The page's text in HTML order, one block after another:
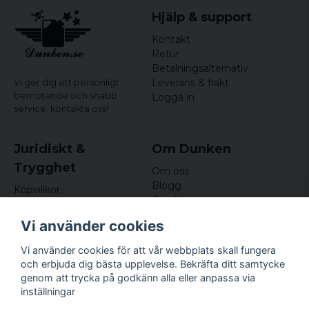
Vi ger dig ett personligt
bemötande och snabb
service, kontakta oss!
Hjälp & support
Kontakt
Retur
Betalningsalternativ
Leverans & frakt
Logga in
Juridiskt &
Trygghet
Köpvillkor
Om cookies
Om Dunken
Om oss
Blogg
Omdömen och
Nyhetsbrev
Kundklubb
Företagsuppgifter
Odd Sailor AB
Hamnplan 8, 29495
Vi använder cookies
Vi använder cookies för att vår webbplats skall fungera
och erbjuda dig bästa upplevelse. Bekräfta ditt samtycke
genom att trycka på godkänn alla eller anpassa via
inställningar